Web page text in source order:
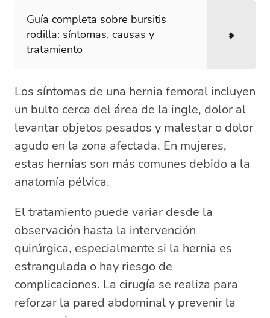
Guía completa sobre bursitis
rodilla: síntomas, causas y
tratamiento
Los síntomas de una hernia femoral incluyen
un bulto cerca del área de la ingle, dolor al
levantar objetos pesados y malestar o dolor
agudo en la zona afectada. En mujeres,
estas hernias son más comunes debido a la
anatomía pélvica.
El tratamiento puede variar desde la
observación hasta la intervención
quirúrgica, especialmente si la hernia es
estrangulada o hay riesgo de
complicaciones. La cirugía se realiza para
reforzar la pared abdominal y prevenir la